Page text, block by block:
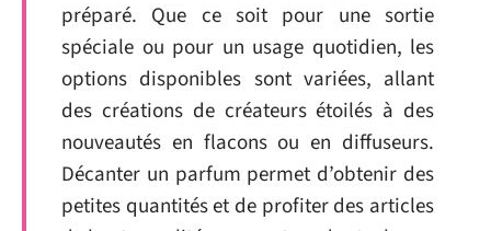
préparé. Que ce soit pour une sortie
spéciale ou pour un usage quotidien, les
options disponibles sont variées, allant
des créations de créateurs étoilés à des
nouveautés en flacons ou en diffuseurs.
Décanter un parfum permet d’obtenir des
petites quantités et de profiter des articles